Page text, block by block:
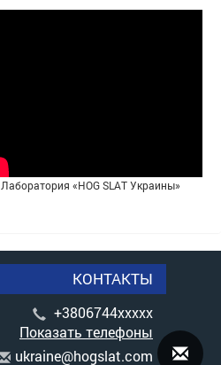
Лаборатория «HOG SLAT Украины»
КОНТАКТЫ
+3806744xxxxx
Показать телефоны
ukraine@hogslat.com